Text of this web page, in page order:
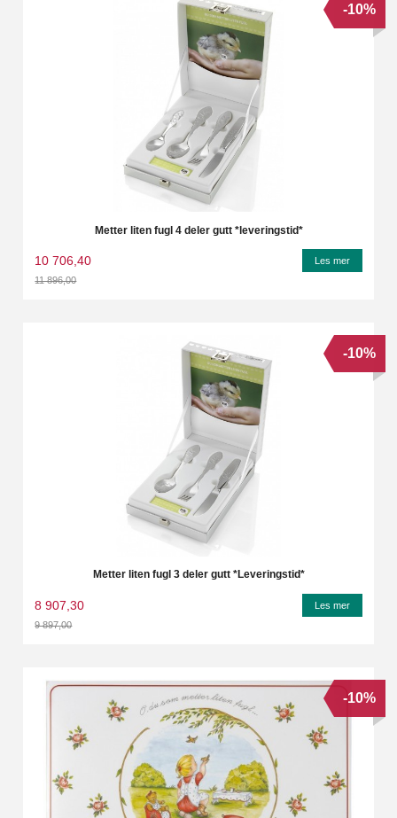
Metter liten fugl 4 deler gutt *leveringstid*
10 706,40
11 896,00
-10%
Les mer
Metter liten fugl 3 deler gutt *Leveringstid*
8 907,30
9 897,00
-10%
Les mer
-10%